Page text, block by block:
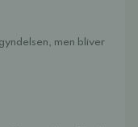
men bliver